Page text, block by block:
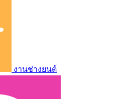
งานช่างยนต์